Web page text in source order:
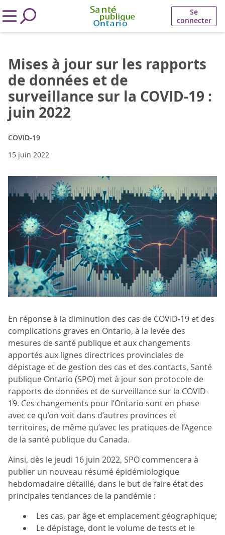
Se
connecter
Mises à jour sur les rapports
de données et de
surveillance sur la COVID-19 :
juin 2022
COVID-19
15 juin 2022
En réponse à la diminution des cas de COVID-19 et des
complications graves en Ontario, à la levée des
mesures de santé publique et aux changements
apportés aux lignes directrices provinciales de
dépistage et de gestion des cas et des contacts, Santé
publique Ontario (SPO) met à jour son protocole de
rapports de données et de surveillance sur la COVID-
19. Ces changements pour l’Ontario sont en phase
avec ce qu’on voit dans d’autres provinces et
territoires, de même qu’avec les pratiques de l’Agence
de la santé publique du Canada.
Ainsi, dès le jeudi 16 juin 2022, SPO commencera à
publier un nouveau résumé épidémiologique
hebdomadaire détaillé, dans le but de faire état des
principales tendances de la pandémie :
Les cas, par âge et emplacement géographique;
Le dépistage, dont le volume de tests et le